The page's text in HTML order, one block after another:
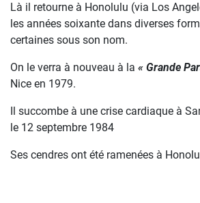
Là il retourne à Honolulu (via Los
les années soixante dans diverses
certaines sous son nom.
On le verra à nouveau à la « Grande
Nice en 1979.
Il succombe à une crise cardiaque à
le 12 septembre 1984
Ses cendres ont été ramenées à